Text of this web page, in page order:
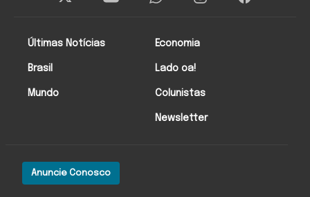
Anuncie Conosco
Últimas Notícias
Brasil
Mundo
Economia
Lado oa!
Colunistas
Newsletter